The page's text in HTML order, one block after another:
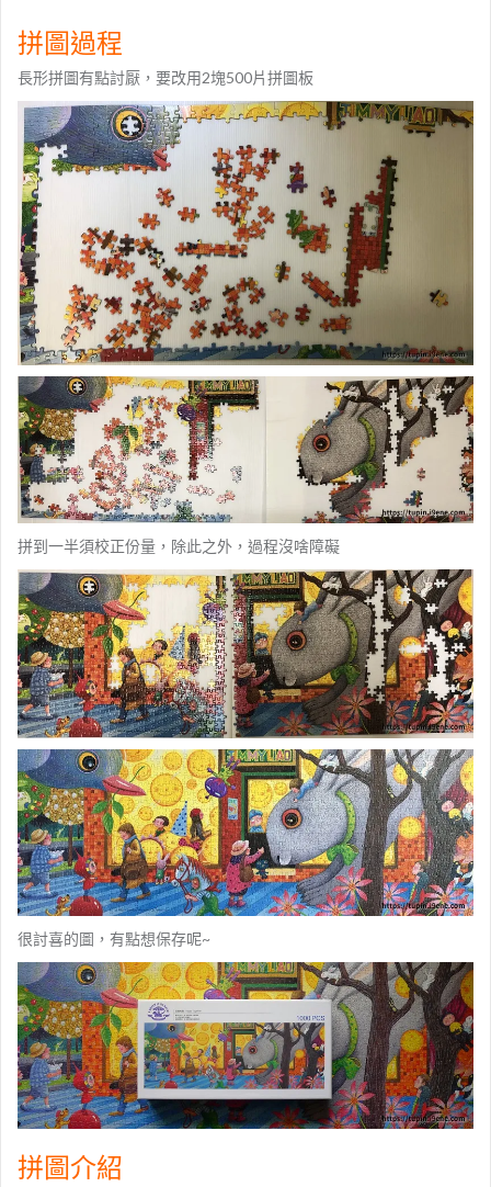
拼圖過程
長形拼圖有點討厭，要改用2塊500片拼圖板
拼到一半須校正份量，除此之外，過程沒啥障礙
很討喜的圖，有點想保存呢~
拼圖介紹